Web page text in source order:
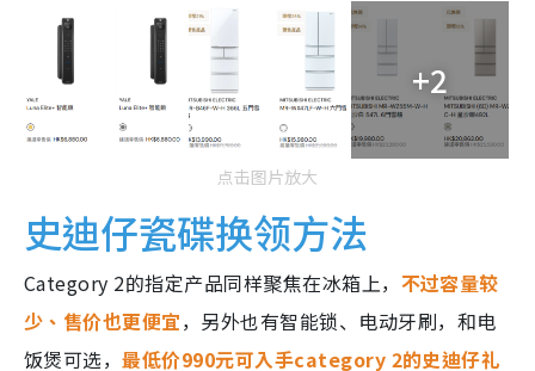
+2
点击图片放大
史迪仔瓷碟换领方法
Category 2的指定产品同样聚焦在冰箱上， 不过容量较
少、售价也更便宜，另外也有智能锁、电动牙刷，和电
饭煲可选，最低价990元可入手category 2的史迪仔礼